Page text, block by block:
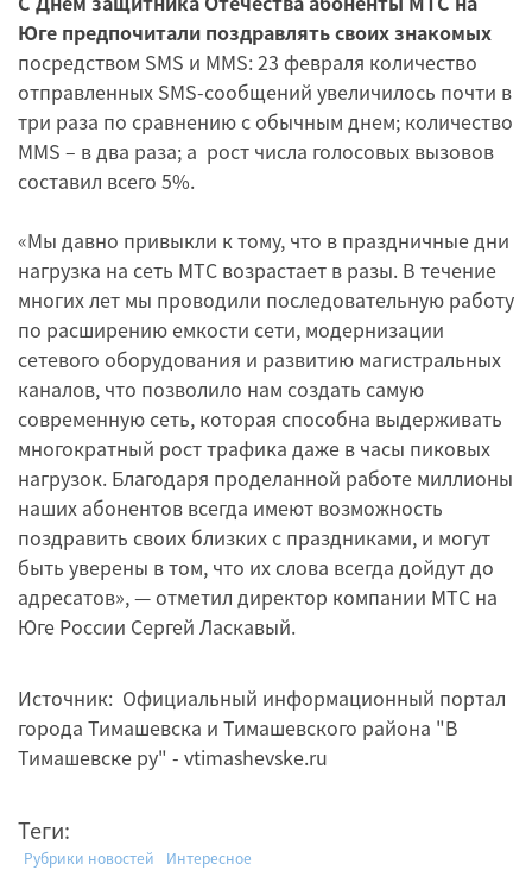
Юге предпочитали поздравлять своих знакомых
посредством SMS и MMS: 23 февраля количество
отправленных SMS-сообщений увеличилось почти в
три раза по сравнению с обычным днем; количество
MMS – в два раза; а рост числа голосовых вызовов
составил всего 5%.
«Мы давно привыкли к тому, что в праздничные дни
нагрузка на сеть МТС возрастает в разы. В течение
многих лет мы проводили последовательную работу
по расширению емкости сети, модернизации
сетевого оборудования и развитию магистральных
каналов, что позволило нам создать самую
современную сеть, которая способна выдерживать
многократный рост трафика даже в часы пиковых
нагрузок. Благодаря проделанной работе миллионы
наших абонентов всегда имеют возможность
поздравить своих близких с праздниками, и могут
быть уверены в том, что их слова всегда дойдут до
адресатов», — отметил директор компании МТС на
Юге России Сергей Ласкавый.
Источник: Официальный информационный портал
города Тимашевска и Тимашевского района "В
Тимашевске ру" - vtimashevske.ru
Теги:
Рубрики новостей Интересное